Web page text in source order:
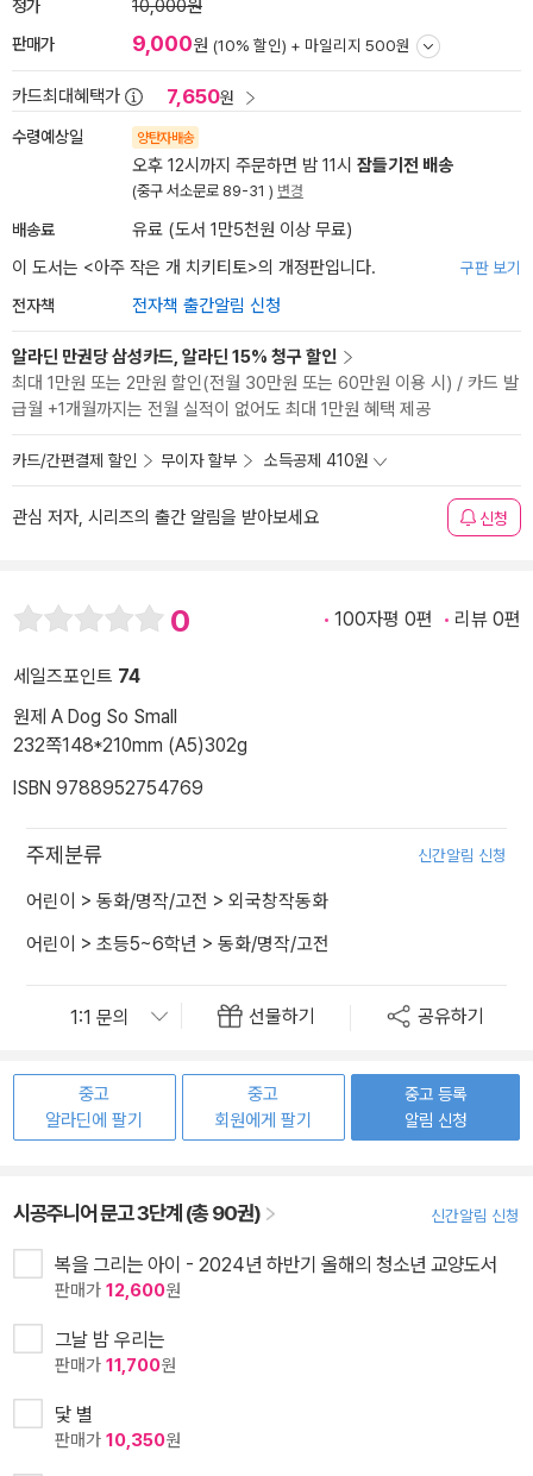
정가 10,000원
판매가 9,000원 (10% 할인) + 마일리지 500원
카드최대혜택가 7,650원
수령예상일 양탄자배송
오후 12시까지 주문하면 밤 11시 잠들기전 배송
(중구 서소문로 89-31 ) 변경
배송료
유료 (도서 1만5천원 이상 무료)
이 도서는 <아주 작은 개 치키티토>의 개정판입니다. 구판 보기
전자책 전자책 출간알림 신청
알라딘 만권당 삼성카드, 알라딘 15% 청구 할인
최대 1만원 또는 2만원 할인(전월 30만원 또는 60만원 이용 시) / 카드 발
급월 +1개월까지는 전월 실적이 없어도 최대 1만원 혜택 제공
카드/간편결제 할인 무이자 할부 소득공제 410원
관심 저자, 시리즈의 출간 알림을 받아보세요 신청
0 100자평 0편 리뷰 0편
세일즈포인트 74
원제 A Dog So Small
232쪽148*210mm (A5)302g
ISBN 9788952754769
주제분류 신간알림 신청
어린이 > 동화/명작/고전 > 외국창작동화
어린이 > 초등5~6학년 > 동화/명작/고전
선물하기 공유하기
중고
알라딘에 팔기
중고
회원에게 팔기
중고 등록
알림 신청
시공주니어 문고 3단계 (총 90권) 신간알림 신청
복을 그리는 아이 - 2024년 하반기 올해의 청소년 교양도서
판매가 12,600원
그날 밤 우리는
판매가 11,700원
닻 별
판매가 10,350원